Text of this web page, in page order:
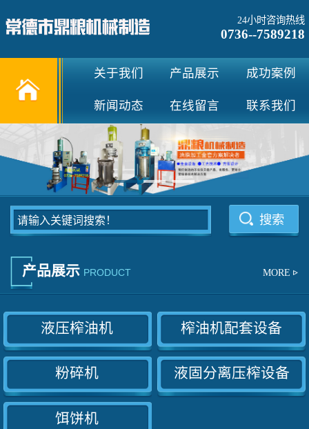
24小时咨询热线
0736--7589218
关于我们 产品展示 成功案例
新闻动态 在线留言 联系我们
产品展示 PRODUCT MORE
液压榨油机 榨油机配套设备
粉碎机 液固分离压榨设备
饵饼机